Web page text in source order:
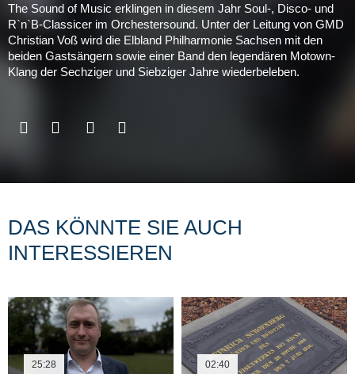
The Sound of Music erklingen in diesem Jahr Soul-, Disco- und
R`n`B-Classicer im Orchestersound. Unter der Leitung von GMD
Christian Voß wird die Elbland Philharmonie Sachsen mit den
beiden Gastsängern sowie einer Band den legendären Motown-
Klang der Sechziger und Siebziger Jahre wiederbeleben.
DAS KÖNNTE SIE AUCH
INTERESSIEREN
25:28 02:40